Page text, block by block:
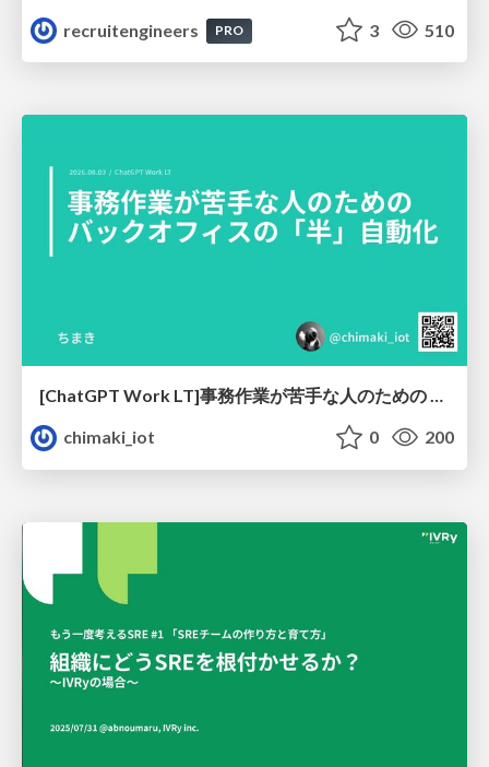
recruitengineers
PRO 3 510
[ChatGPT Work LT]事務作業が苦手な人のための バックオフィスの「半」自動化
chimaki_iot
0 200